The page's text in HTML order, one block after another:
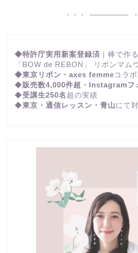
◆特許庁実用新案登録済 ｜棒で作
「BOW de REBON」 リボンマム
◆東京リボン・axes femmeコラ
◆販売数4,000件超・Instagramフ
◆受講生250名 超の実績
◆東京・通信レッスン・青山にて